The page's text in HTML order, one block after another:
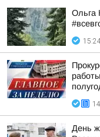
Ольга
День